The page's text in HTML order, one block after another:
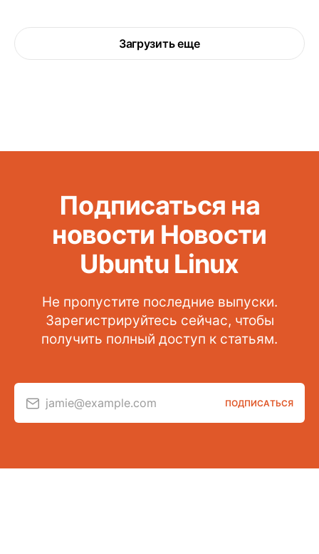
Загрузить еще
Подписаться на
новости Новости
Ubuntu Linux
Не пропустите последние выпуски.
Зарегистрируйтесь сейчас, чтобы
получить полный доступ к статьям.
jamie@example.com ПОДПИСАТЬСЯ